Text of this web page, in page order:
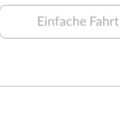
Einfache Fahrt